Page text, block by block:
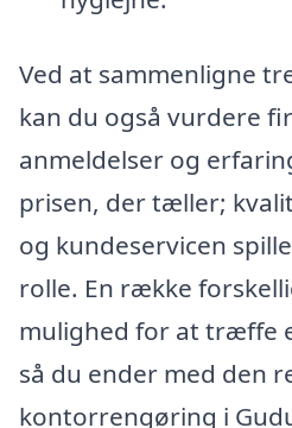
Ved at sammenligne
kan du også vurdere
anmeldelser og
prisen, der tæller;
og kundeservicen
rolle. En række
mulighed for at træffe
så du ender med den
kontorrengøring i